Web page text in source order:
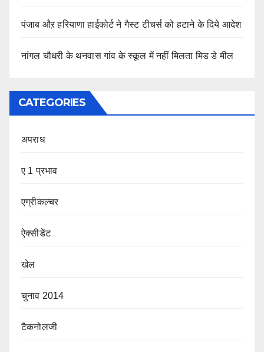
पंजाब औऱ हरियाणा हाईकोर्ट ने गैस्ट टीचर्स को हटाने के दिये आदेश
नांगल चौधरी के थनवास गांव के स्कूल में नहीं मिलता मिड डे मील
CATEGORIES
अपराध
ए 1 प्रभाव
एग्रीकल्चर
ऐक्सीडेंट
खेल
चुनाव 2014
टैकनोलजी